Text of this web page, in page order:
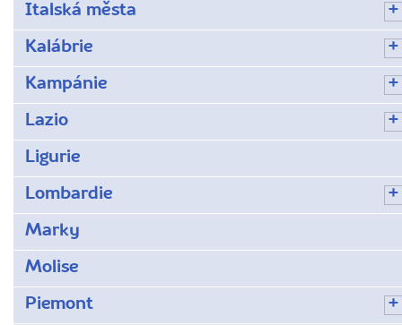
Italská města
Kalábrie
Kampánie
Lazio
Ligurie
Lombardie
Marky
Molise
Piemont